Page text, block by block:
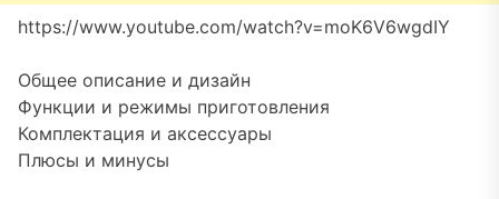
https://www.youtube.com/watch?v=moK6V6wgdIY
Общее описание и дизайн
Функции и режимы приготовления
Комплектация и аксессуары
Плюсы и минусы